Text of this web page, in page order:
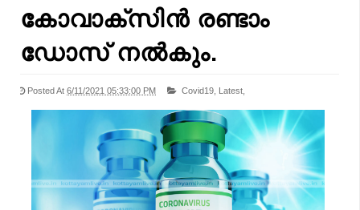
കോവാക്സിന്‍ രണ്ടാം
ഡോസ് നല്‍കും.
Posted At 6/11/2021 05:33:00 PM Covid19, Latest,